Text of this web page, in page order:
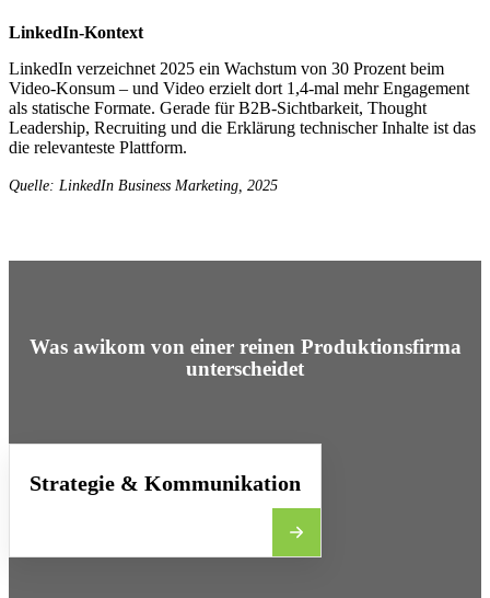
LinkedIn-Kontext
LinkedIn verzeichnet 2025 ein Wachstum von 30 Prozent beim
Video-Konsum – und Video erzielt dort 1,4-mal mehr Engagement
als statische Formate. Gerade für B2B-Sichtbarkeit, Thought
Leadership, Recruiting und die Erklärung technischer Inhalte ist das
die relevanteste Plattform.
Quelle: LinkedIn Business Marketing, 2025
Was awikom von einer reinen Produktionsfirma
unterscheidet
Strategie & Kommunikation
Wir sind keine Filmemacher, die hinterher fragen, was
kommuniziert werden soll. awikom entwickelt Videoinhalte
aus der Kommunikationsstrategie heraus – mit 25 Jahren
Erfahrung in der B2B-Kommunikation für Industrie und